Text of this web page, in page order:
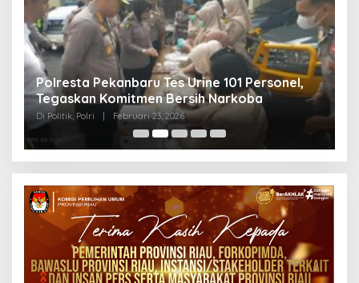
Polresta Pekanbaru Tes Urine 101 Personel,
Tegaskan Komitmen Bersih Narkoba
Di Politik, Polri Februari 23, 2026